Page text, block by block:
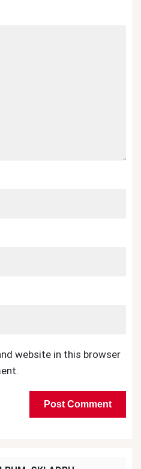
website in this browser